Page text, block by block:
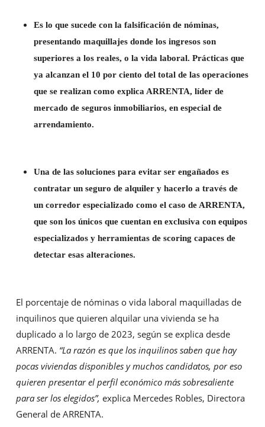
Es lo que sucede con la falsificación de nóminas,
presentando maquillajes donde los ingresos son
superiores a los reales, o la vida laboral. Prácticas que
ya alcanzan el 10 por ciento del total de las operaciones
que se realizan como explica ARRENTA, líder de
mercado de seguros inmobiliarios, en especial de
arrendamiento.
Una de las soluciones para evitar ser engañados es
contratar un seguro de alquiler y hacerlo a través de
un corredor especializado como el caso de ARRENTA,
que son los únicos que cuentan en exclusiva con equipos
especializados y herramientas de scoring capaces de
detectar esas alteraciones.
El porcentaje de nóminas o vida laboral maquilladas de
inquilinos que quieren alquilar una vivienda se ha
duplicado a lo largo de 2023, según se explica desde
ARRENTA. “La razón es que los inquilinos saben que hay
pocas viviendas disponibles y muchos candidatos, por eso
quieren presentar el perfil económico más sobresaliente
para ser los elegidos”, explica Mercedes Robles, Directora
General de ARRENTA.